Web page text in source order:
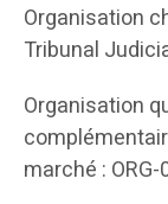
Organisation
Tribunal
Organisation
marché : ORG-